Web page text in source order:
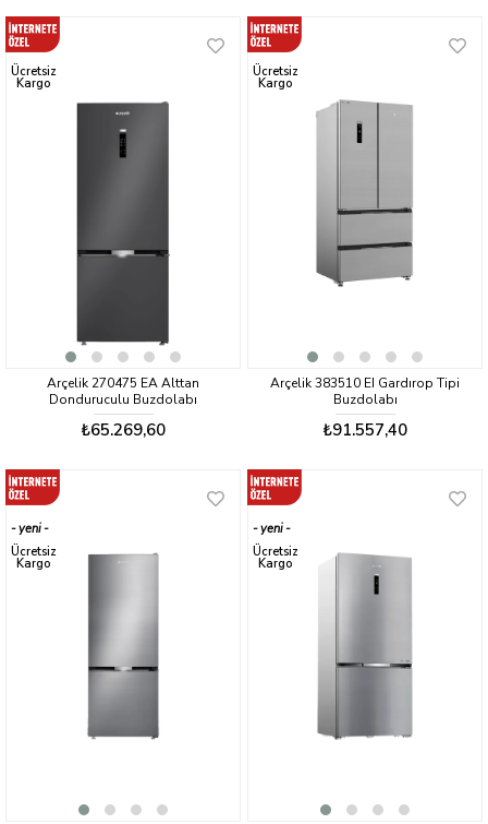
Arçelik 270475 EA Alttan
Donduruculu Buzdolabı
₺65.269,60
Ücretsiz
Kargo
Arçelik 383510 EI Gardırop Tipi
Buzdolabı
₺91.557,40
Ücretsiz
Kargo
yeni
ürün
Ücretsiz
Kargo
yeni
ürün
Ücretsiz
Kargo